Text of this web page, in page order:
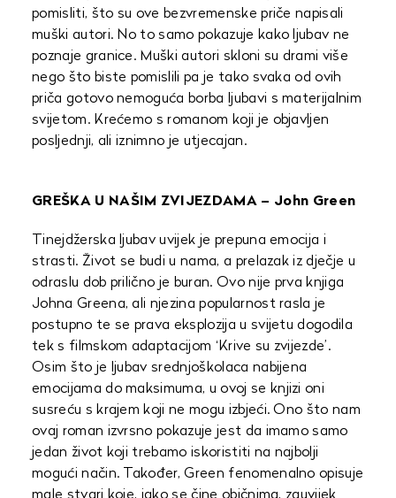
pomisliti, što su ove bezvremenske priče napisali
muški autori. No to samo pokazuje kako ljubav ne
poznaje granice. Muški autori skloni su drami više
nego što biste pomislili pa je tako svaka od ovih
priča gotovo nemoguća borba ljubavi s materijalnim
svijetom. Krećemo s romanom koji je objavljen
posljednji, ali iznimno je utjecajan.
GREŠKA U NAŠIM ZVIJEZDAMA – John Green
Tinejdžerska ljubav uvijek je prepuna emocija i
strasti. Život se budi u nama, a prelazak iz dječje u
odraslu dob prilično je buran. Ovo nije prva knjiga
Johna Greena, ali njezina popularnost rasla je
postupno te se prava eksplozija u svijetu dogodila
tek s filmskom adaptacijom ‘Krive su zvijezde’.
Osim što je ljubav srednjoškolaca nabijena
emocijama do maksimuma, u ovoj se knjizi oni
susreću s krajem koji ne mogu izbjeći. Ono što nam
ovaj roman izvrsno pokazuje jest da imamo samo
jedan život koji trebamo iskoristiti na najbolji
mogući način. Također, Green fenomenalno opisuje